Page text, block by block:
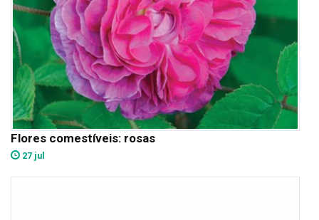
Flores comestíveis: rosas
27 jul